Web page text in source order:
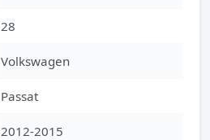
28
Volkswagen
Passat
2012-2015